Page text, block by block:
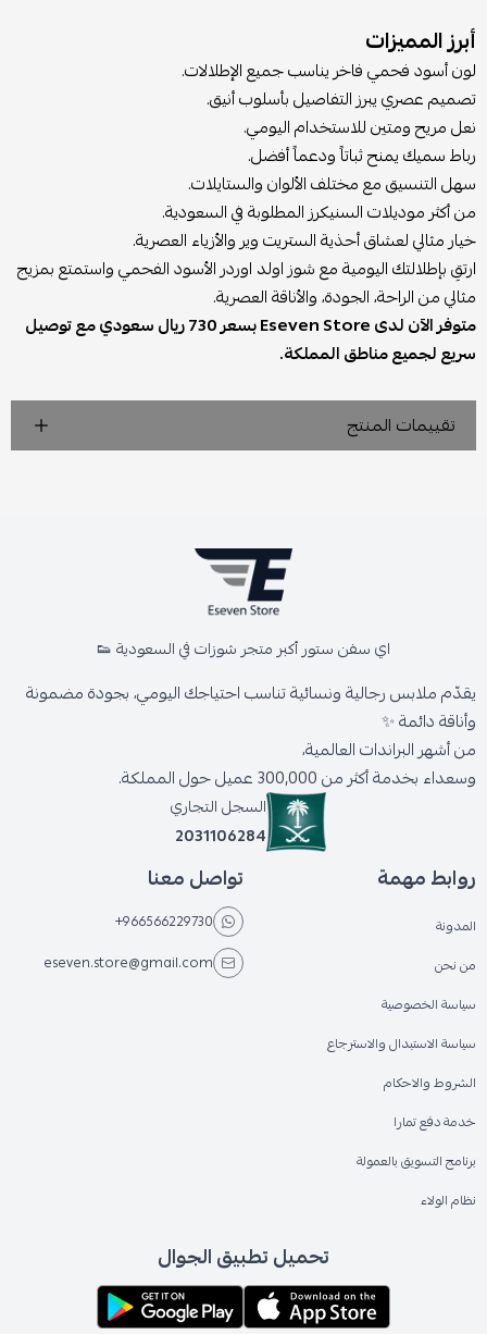
أبرز المميزات
لون أسود فحمي فاخر يناسب جميع الإطلالات.
تصميم عصري يبرز التفاصيل بأسلوب أنيق.
نعل مريح ومتين للاستخدام اليومي.
رباط سميك يمنح ثباتاً ودعماً أفضل.
سهل التنسيق مع مختلف الألوان والستايلات.
من أكثر موديلات السنيكرز المطلوبة في السعودية.
خيار مثالي لعشاق أحذية الستريت وير والأزياء العصرية.
ارتقِ بإطلالتك اليومية مع شوز اولد اوردر الأسود الفحمي واستمتع بمزيج
مثالي من الراحة، الجودة، والأناقة العصرية.
متوفر الآن لدى Eseven Store بسعر 730 ريال سعودي مع توصيل
سريع لجميع مناطق المملكة.
تقييمات المنتج
اي سفن ستور أكبر متجر شوزات في السعودية 👟
يقدّم ملابس رجالية ونسائية تناسب احتياجك اليومي، بجودة مضمونة
وأناقة دائمة ✨
من أشهر البراندات العالمية،
وسعداء بخدمة أكثر من 300,000 عميل حول المملكة.
السجل التجاري
2031106284
روابط مهمة
المدونة
من نحن
سياسة الخصوصية
سياسة الاستبدال والاسترجاع
الشروط والاحكام
خدمة دفع تمارا
برنامج التسويق بالعمولة
نظام الولاء
تواصل معنا
+966566229730
eseven.store@gmail.com
تحميل تطبيق الجوال